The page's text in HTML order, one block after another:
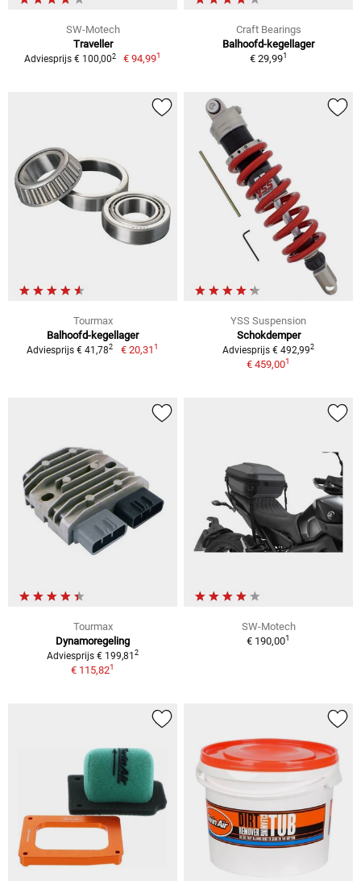
SW-Motech
Traveller
Adviesprijs € 100,002 € 94,991
Craft Bearings
Balhoofd-kegellager
€ 29,991
Tourmax
Balhoofd-kegellager
Adviesprijs € 41,782 € 20,311
YSS Suspension
Schokdemper
Adviesprijs € 492,992
€ 459,001
Tourmax
Dynamoregeling
Adviesprijs € 199,81 2
€ 115,821
SW-Motech
€ 190,001